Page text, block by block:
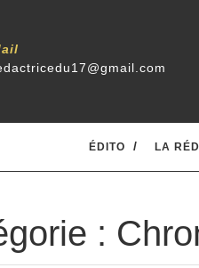
ÉDITO LA
: